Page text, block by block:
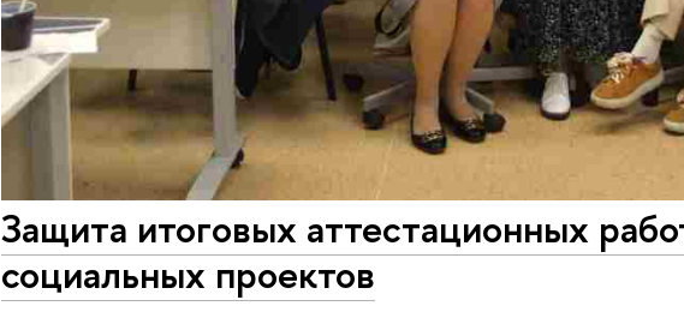
Защита итоговых аттестационных
социальных проектов